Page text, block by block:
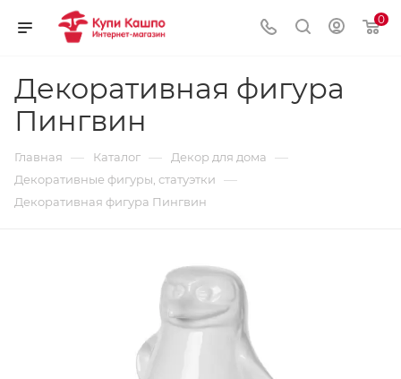
0
Декоративная фигура
Пингвин
Главная — Каталог — Декор для дома —
Декоративные фигуры, статуэтки —
Декоративная фигура Пингвин